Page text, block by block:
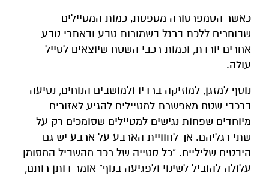
כאשר הטמפרטורה מטפסת, כמות המטיילים
שבוחרים ללכת ברגל בשמורות טבע ובאתרי טבע
אחרים יורדת, וכמות רכבי השטח שיוצאים לטייל
עולה.
נוסף למזגן, למוזיקה ברדיו ולמושבים הנוחים, נסיעה
ברכבי שטח מאפשרת למטיילים להגיע לאזורים
מיוחדים שפחות נגישים למטיילים שסומכים רק על
שתי רגליהם. אך לחוויית הארבע על ארבע יש גם
היבטים שליליים. "כל סטייה של רכב מהשביל המסומן
עלולה להוביל לשינוי ולפגיעה בנוף" אומר דותן רותם,